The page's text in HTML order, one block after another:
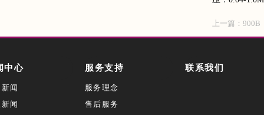
上一篇： 900B
中心
闻
闻
服务支持
服务理念
售后服务
联系我们